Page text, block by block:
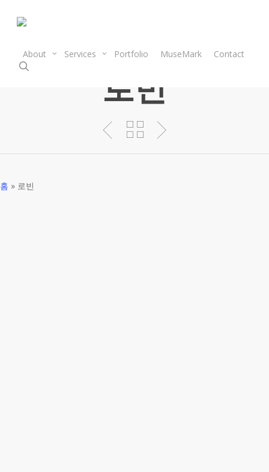
contentAbout Services Portfolio MuseMark Contact
로빈
홈 » 로빈